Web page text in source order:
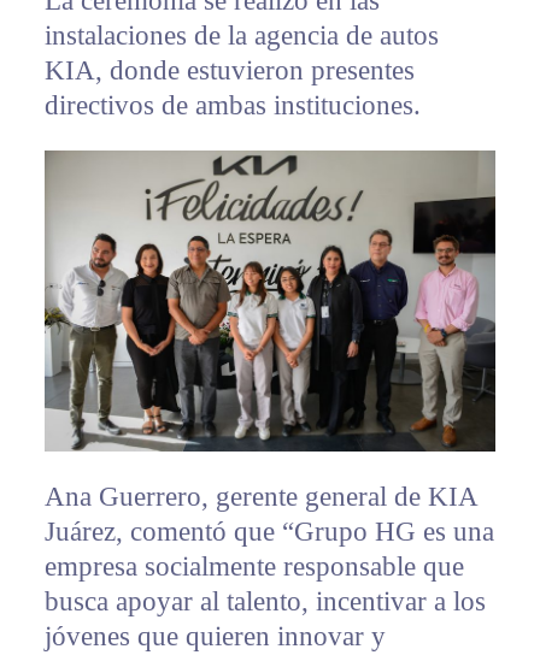
instalaciones de la agencia de autos
KIA, donde estuvieron presentes
directivos de ambas instituciones.
Ana Guerrero, gerente general de KIA
Juárez, comentó que “Grupo HG es una
empresa socialmente responsable que
busca apoyar al talento, incentivar a los
jóvenes que quieren innovar y